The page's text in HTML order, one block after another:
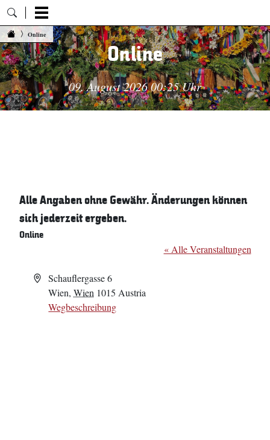
Zum Inhalt springen
Online
Online
09. August 2026 00:25 Uhr
Alle Angaben ohne Gewähr. Änderungen können
sich jederzeit ergeben.
Online
« Alle Veranstaltungen
AdresseSchauflergasse 6
Wien, Wien 1015 Austria
Wegbeschreibung